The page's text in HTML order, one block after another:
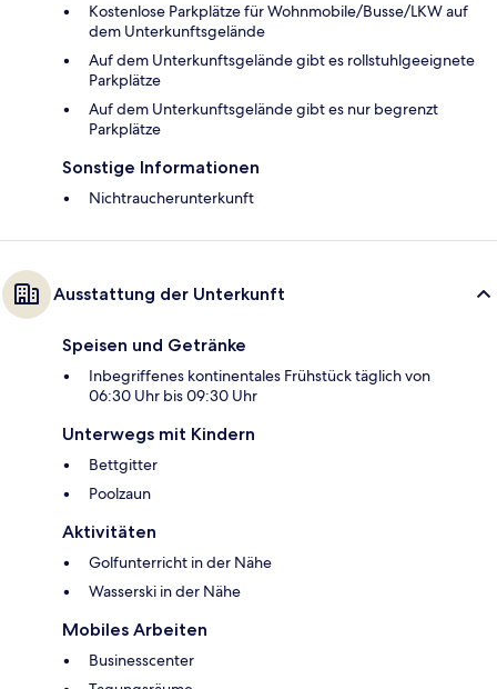
Kostenlose Parkplätze für Wohnmobile/Busse/LKW auf
dem Unterkunftsgelände
Auf dem Unterkunftsgelände gibt es rollstuhlgeeignete
Parkplätze
Auf dem Unterkunftsgelände gibt es nur begrenzt
Parkplätze
Sonstige Informationen
Nichtraucherunterkunft
Ausstattung der Unterkunft
Speisen und Getränke
Inbegriffenes kontinentales Frühstück täglich von
06:30 Uhr bis 09:30 Uhr
Unterwegs mit Kindern
Bettgitter
Poolzaun
Aktivitäten
Golfunterricht in der Nähe
Wasserski in der Nähe
Mobiles Arbeiten
Businesscenter